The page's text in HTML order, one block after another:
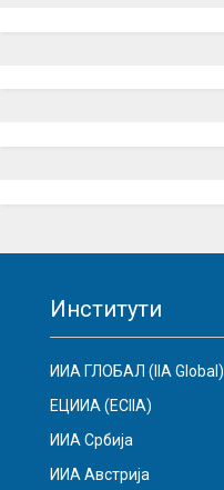
Институти
ИИА ГЛОБАЛ (IIA Global)
ЕЦИИА (ECIIA)
ИИА Србија
ИИА Австрија